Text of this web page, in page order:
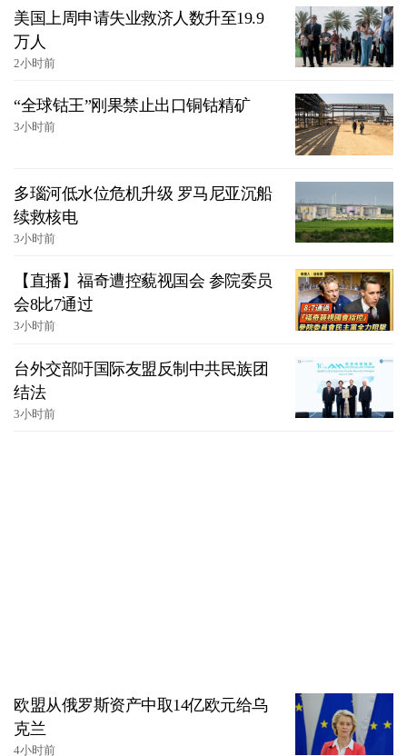
美国上周申请失业救济人数升至19.9
万人
2小时前
“全球钴王”刚果禁止出口铜钴精矿
3小时前
多瑙河低水位危机升级 罗马尼亚沉船
续救核电
3小时前
【直播】福奇遭控藐视国会 参院委员
会8比7通过
3小时前
台外交部吁国际友盟反制中共民族团
结法
3小时前
欧盟从俄罗斯资产中取14亿欧元给乌
克兰
4小时前